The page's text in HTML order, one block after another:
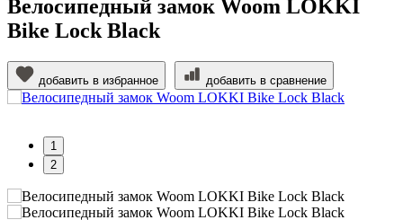
Велосипедный замок Woom LOKKI
Bike Lock Black
добавить в избранное добавить в сравнение
1
2